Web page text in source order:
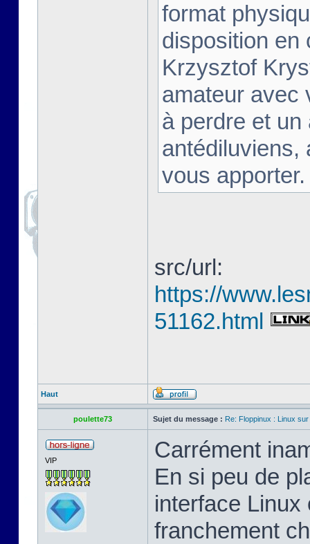
format
disposition en
Krzysztof
amateur avec
à perdre et
antédiluviens,
vous
src/url:
https://
51162.html
Haut
poulette73 Sujet du message : Re: Floppinux : Linux
VIP
Carrément
En si peu de
interface Linux
franchement